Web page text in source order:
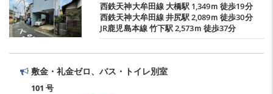
西鉄天神大牟田線大橋駅1,349ｍ 徒歩19分
西鉄天神大牟田線井尻駅2,089ｍ 徒歩30分
JR鹿児島本線竹下駅2,573ｍ 徒歩37分
敷金・礼金ゼロ、バス・トイレ別室
101 号